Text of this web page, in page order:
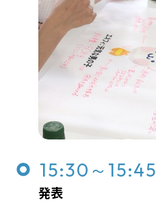
15:30～15:45
発表